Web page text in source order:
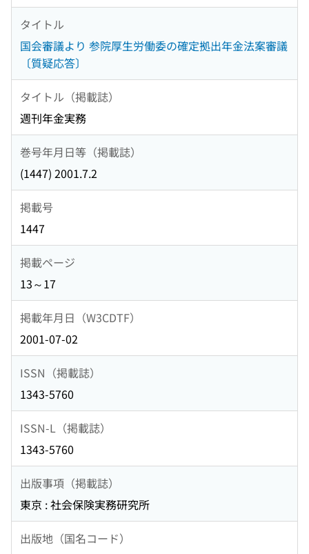
タイトル
国会審議より 参院厚生労働委の確定拠出年金法案審議
〔質疑応答〕
タイトル（掲載誌）
週刊年金実務
巻号年月日等（掲載誌）
(1447) 2001.7.2
掲載号
1447
掲載ページ
13～17
掲載年月日（W3CDTF）
2001-07-02
ISSN（掲載誌）
1343-5760
ISSN-L（掲載誌）
1343-5760
出版事項（掲載誌）
東京 : 社会保険実務研究所
出版地（国名コード）